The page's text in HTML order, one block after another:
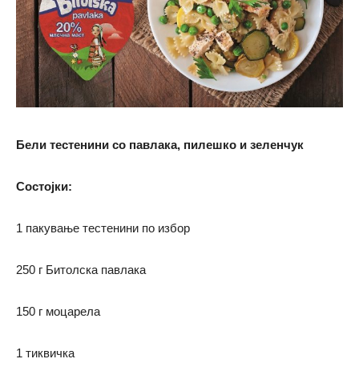
Бели тестенини со павлака, пилешко и зеленчук
Состојки:
1 пакување тестенини по избор
250 г Битолска павлака
150 г моцарела
1 тиквичка